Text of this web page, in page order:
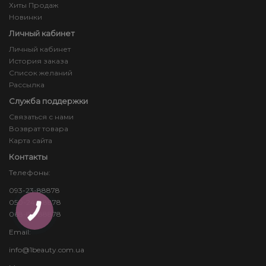
Хиты Продаж
Новинки
Личный кабинет
Личный кабинет
История заказа
Список желаний
Рассылка
Служба поддержки
Связаться с нами
Возврат товара
Карта сайта
Контакты
Телефоны:
093-23-88878
050-24-88878
068-83-88878
Email:
info@1beauty.com.ua
КНОПКА
ЗВ'ЯЗКУ